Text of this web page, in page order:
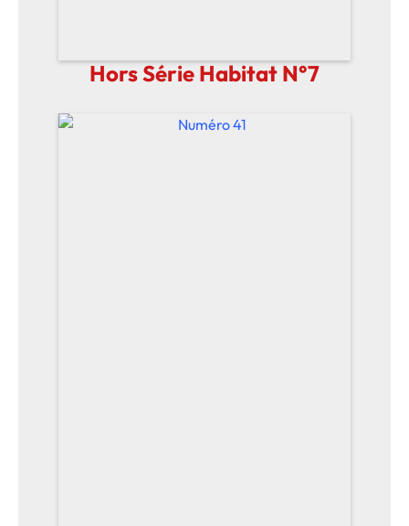
Hors Série Habitat N°7